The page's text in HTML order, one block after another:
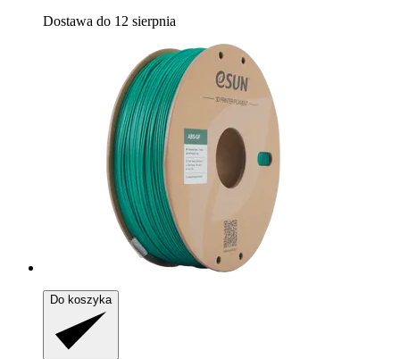
Dostawa do 12 sierpnia
Do koszyka